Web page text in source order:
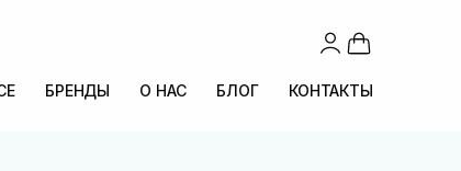
БРЕНДЫ О НАС БЛОГ КОНТАКТЫ